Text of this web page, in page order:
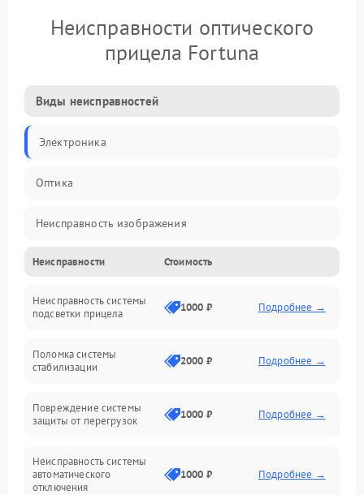
Неисправности оптического
прицела Fortuna
Виды неисправностей
Электроника
Оптика
Неисправность изображения
Механические повреждения
Неисправность фокусировки и оптики
Электропитание
Механика
Неисправности Стоимость
Неисправность системы
подсветки прицела
1000 ₽ Подробнее →
Поломка системы
стабилизации
2000 ₽ Подробнее →
Повреждение системы
защиты от перегрузок
1000 ₽ Подробнее →
Неисправность системы
автоматического
отключения
1000 ₽ Подробнее →